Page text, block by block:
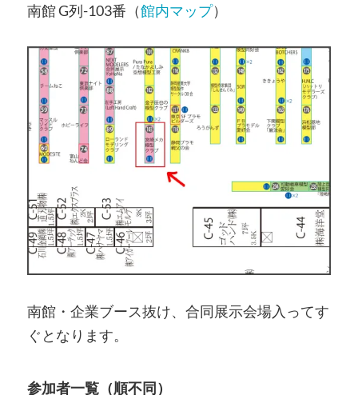
南館 G列-103番（館内マップ）
南館・企業ブース抜け、合同展示会場入ってす
ぐとなります。
参加者一覧（順不同）